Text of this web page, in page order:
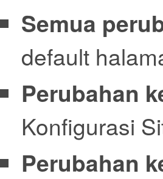
Semua
default
Perubahan
Konfigurasi
Perubahan